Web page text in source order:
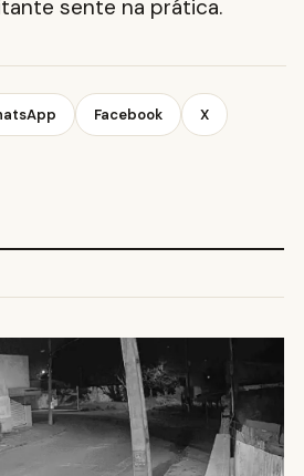
sente na prática.
Facebook X